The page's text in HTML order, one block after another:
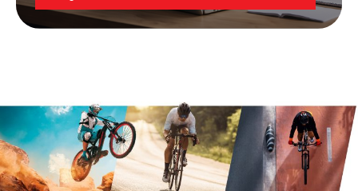
Representantes
Façam login aqui para acessar suas
ferramentas e informações exclusivas.